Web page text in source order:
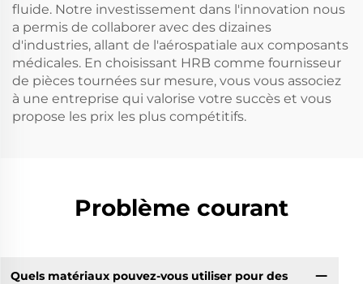
fluide. Notre investissement dans l'innovation nous
a permis de collaborer avec des dizaines
d'industries, allant de l'aérospatiale aux composants
médicales. En choisissant HRB comme fournisseur
de pièces tournées sur mesure, vous vous associez
à une entreprise qui valorise votre succès et vous
propose les prix les plus compétitifs.
Problème courant
Quels matériaux pouvez-vous utiliser pour des